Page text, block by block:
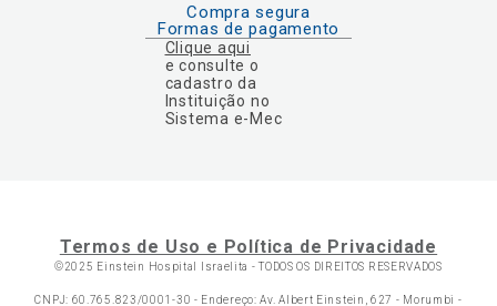
Compra segura
Formas de pagamento
Clique aqui
e consulte o
cadastro da
Instituição no
Sistema e-Mec
Termos de Uso e Política de Privacidade
©2025 Einstein Hospital Israelita -TODOS OS DIREITOS RESERVADOS
CNPJ: 60.765.823/0001-30 - Endereço: Av. Albert Einstein, 627 - Morumbi -